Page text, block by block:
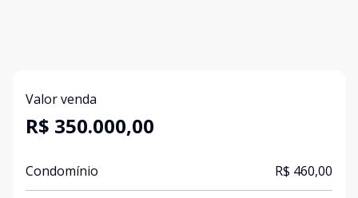
Valor venda
R$ 350.000,00
Condomínio R$ 460,00